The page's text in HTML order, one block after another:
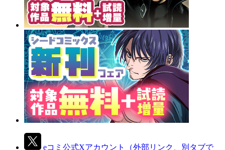
eコミ公式Xアカウント
（外部リンク、別タブで